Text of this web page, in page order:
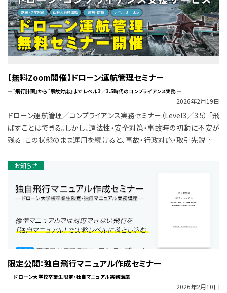
【無料Zoom開催】ドローン運航管理セミナー
―『飛行計画』から『事故対応』まで レベル3／3.5時代のコンプライアンス実務 ―
2026年2月19日
ドローン運航管理／コンプライアンス実務セミナー（Level3／3.5） 「飛
ばすことはできる。しかし、適法性・安全対策・事故時の初動に不安が
残る」この状態のまま運用を続けると、事故・行政対応・取引先説明で
お知らせ
限定公開：独自飛行マニュアル作成セミナー
― ドローン大学校卒業生限定・独自マニュアル実務講座 ―
2026年2月10日